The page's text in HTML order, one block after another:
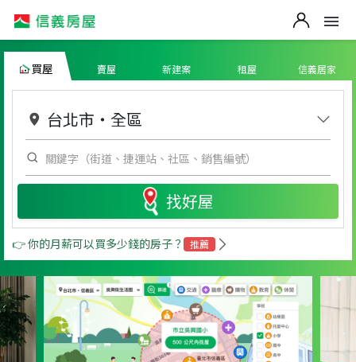
買屋 賣屋 新建案 租屋 信義居家
台北市 ・ 全區
找好屋
👉 你的月薪可以買多少錢的房子？ 推薦